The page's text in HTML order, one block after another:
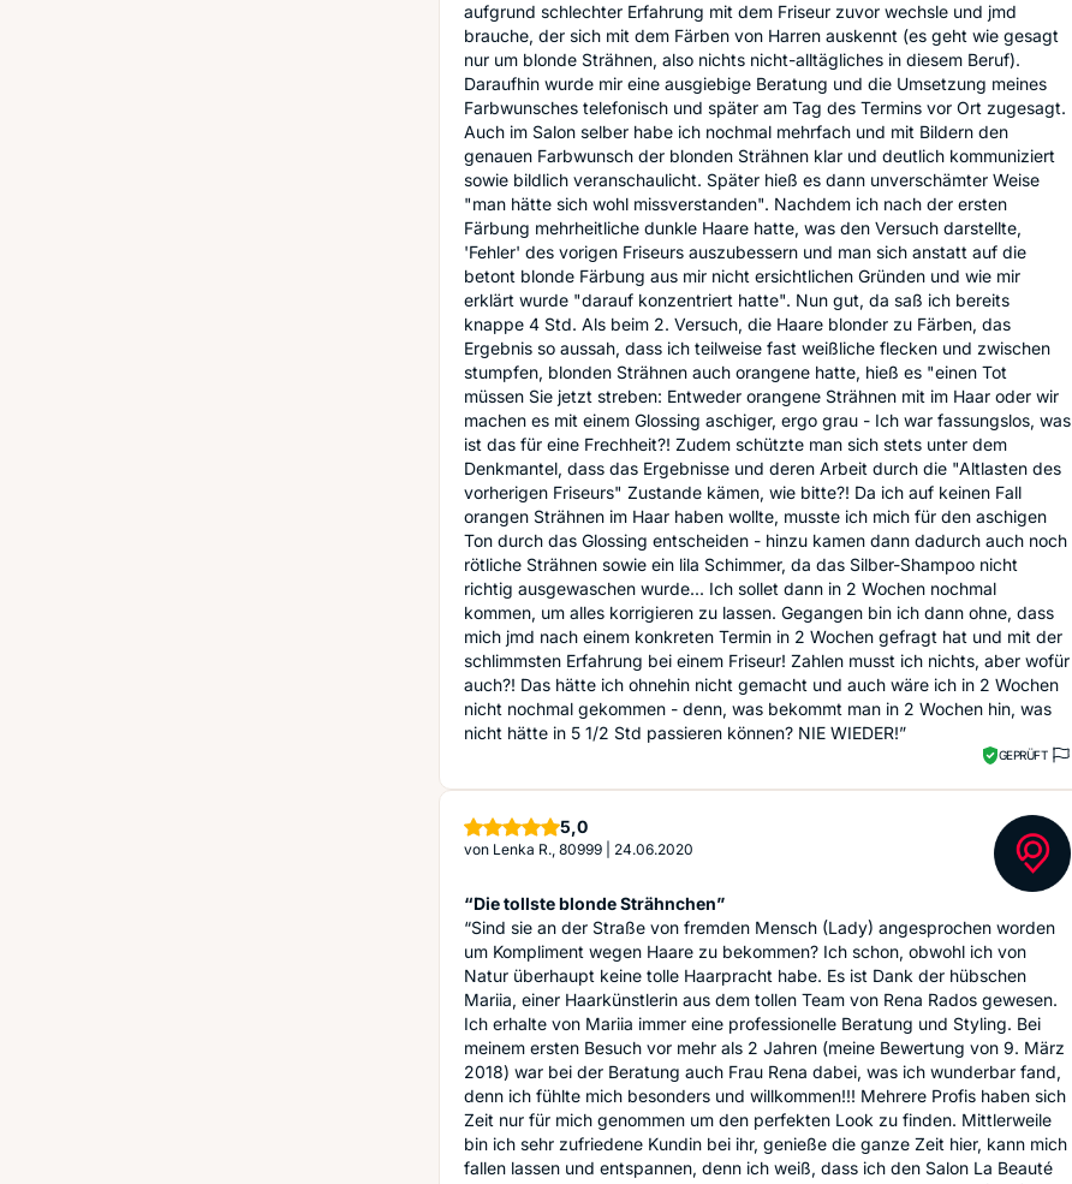
aufgrund schlechter Erfahrung mit dem Friseur zuvor wechsle und jmd
brauche, der sich mit dem Färben von Harren auskennt (es geht wie gesagt
nur um blonde Strähnen, also nichts nicht-alltägliches in diesem Beruf).
Daraufhin wurde mir eine ausgiebige Beratung und die Umsetzung meines
Farbwunsches telefonisch und später am Tag des Termins vor Ort zugesagt.
Auch im Salon selber habe ich nochmal mehrfach und mit Bildern den
genauen Farbwunsch der blonden Strähnen klar und deutlich kommuniziert
sowie bildlich veranschaulicht. Später hieß es dann unverschämter Weise
"man hätte sich wohl missverstanden". Nachdem ich nach der ersten
Färbung mehrheitliche dunkle Haare hatte, was den Versuch darstellte,
'Fehler' des vorigen Friseurs auszubessern und man sich anstatt auf die
betont blonde Färbung aus mir nicht ersichtlichen Gründen und wie mir
erklärt wurde "darauf konzentriert hatte". Nun gut, da saß ich bereits
knappe 4 Std. Als beim 2. Versuch, die Haare blonder zu Färben, das
Ergebnis so aussah, dass ich teilweise fast weißliche flecken und zwischen
stumpfen, blonden Strähnen auch orangene hatte, hieß es "einen Tot
müssen Sie jetzt streben: Entweder orangene Strähnen mit im Haar oder wir
machen es mit einem Glossing aschiger, ergo grau - Ich war fassungslos, was
ist das für eine Frechheit?! Zudem schützte man sich stets unter dem
Denkmantel, dass das Ergebnisse und deren Arbeit durch die "Altlasten des
vorherigen Friseurs" Zustande kämen, wie bitte?! Da ich auf keinen Fall
orangen Strähnen im Haar haben wollte, musste ich mich für den aschigen
Ton durch das Glossing entscheiden - hinzu kamen dann dadurch auch noch
rötliche Strähnen sowie ein lila Schimmer, da das Silber-Shampoo nicht
richtig ausgewaschen wurde... Ich sollet dann in 2 Wochen nochmal
kommen, um alles korrigieren zu lassen. Gegangen bin ich dann ohne, dass
mich jmd nach einem konkreten Termin in 2 Wochen gefragt hat und mit der
schlimmsten Erfahrung bei einem Friseur! Zahlen musst ich nichts, aber wofür
auch?! Das hätte ich ohnehin nicht gemacht und auch wäre ich in 2 Wochen
nicht nochmal gekommen - denn, was bekommt man in 2 Wochen hin, was
nicht hätte in 5 1/2 Std passieren können? NIE WIEDER!”
GEPRÜFT
5,0Sterne
von Lenka R., 80999 24.06.2020
“Die tollste blonde Strähnchen”
“Sind sie an der Straße von fremden Mensch (Lady) angesprochen worden
um Kompliment wegen Haare zu bekommen? Ich schon, obwohl ich von
Natur überhaupt keine tolle Haarpracht habe. Es ist Dank der hübschen
Mariia, einer Haarkünstlerin aus dem tollen Team von Rena Rados gewesen.
Ich erhalte von Mariia immer eine professionelle Beratung und Styling. Bei
meinem ersten Besuch vor mehr als 2 Jahren (meine Bewertung von 9. März
2018) war bei der Beratung auch Frau Rena dabei, was ich wunderbar fand,
denn ich fühlte mich besonders und willkommen!!! Mehrere Profis haben sich
Zeit nur für mich genommen um den perfekten Look zu finden. Mittlerweile
bin ich sehr zufriedene Kundin bei ihr, genieße die ganze Zeit hier, kann mich
fallen lassen und entspannen, denn ich weiß, dass ich den Salon La Beauté